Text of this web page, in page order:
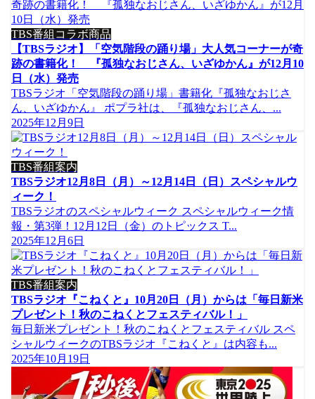
TBS番組コラボ商品
【TBSラジオ】「空気階段の踊り場」大人気コーナーが奇
跡の書籍化！ 『孤独なおじさん、いざゆかん』が12月10
日（水）発売
TBSラジオ「空気階段の踊り場」書籍化『孤独なおじさ
ん、いざゆかん』 ポプラ社は、『孤独なおじさん、...
2025年12月9日
TBS番組案内
TBSラジオ12月8日（月）～12月14日（日）スペシャルウ
ィーク！
TBSラジオのスペシャルウィーク スペシャルウィーク情
報・第3弾！12月12日（金）のトピックス T...
2025年12月6日
TBS番組案内
TBSラジオ『こねくと』10月20日（月）からは「毎日新米
プレゼント！秋のこねくとフェスティバル！」
毎日新米プレゼント！秋のこねくとフェスティバル スペ
シャルウィークのTBSラジオ『こねくと』は内容も...
2025年10月19日